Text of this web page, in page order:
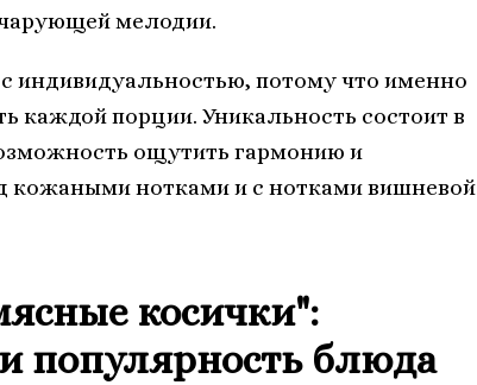
мелодии.
индивидуальностью, потому что именно
каждой порции. Уникальность состоит в
ощутить гармонию и
кожаными нотками и с нотками вишневой
косички":
популярность блюда